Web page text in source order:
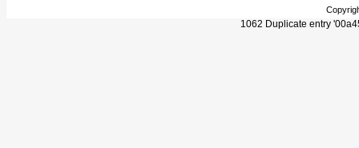
1062 Duplicate entry